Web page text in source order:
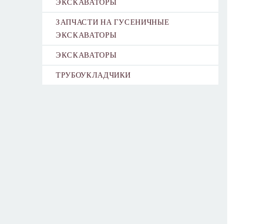
ЭКСКАВАТОРЫ
ЗАПЧАСТИ НА ГУСЕНИЧНЫЕ
ЭКСКАВАТОРЫ
ЭКСКАВАТОРЫ
ТРУБОУКЛАДЧИКИ